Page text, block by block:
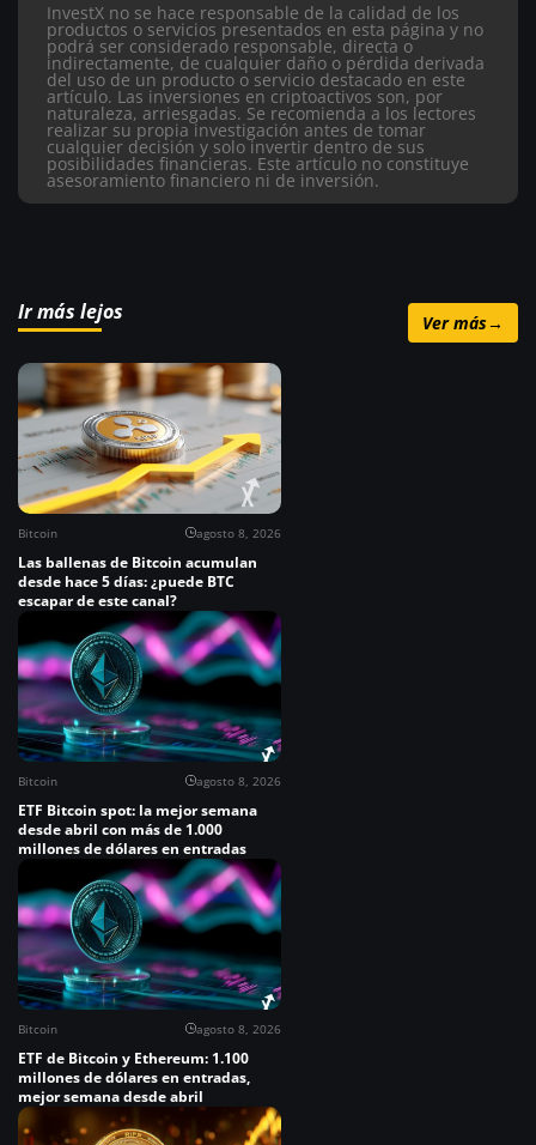
InvestX no se hace responsable de la calidad de los
productos o servicios presentados en esta página y no
podrá ser considerado responsable, directa o
indirectamente, de cualquier daño o pérdida derivada
del uso de un producto o servicio destacado en este
artículo. Las inversiones en criptoactivos son, por
naturaleza, arriesgadas. Se recomienda a los lectores
realizar su propia investigación antes de tomar
cualquier decisión y solo invertir dentro de sus
posibilidades financieras. Este artículo no constituye
asesoramiento financiero ni de inversión.
Ir más lejos Ver más→
Bitcoin agosto 8, 2026
Las ballenas de Bitcoin acumulan
desde hace 5 días: ¿puede BTC
escapar de este canal?
Bitcoin agosto 8, 2026
ETF Bitcoin spot: la mejor semana
desde abril con más de 1.000
millones de dólares en entradas
Bitcoin agosto 8, 2026
ETF de Bitcoin y Ethereum: 1.100
millones de dólares en entradas,
mejor semana desde abril